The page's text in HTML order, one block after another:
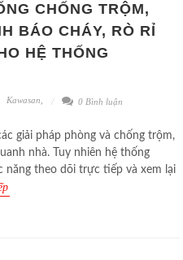
CHỐNG TRỘM,
BÁO CHÁY, RÒ RỈ
HỆ THỐNG
Kawasan 0 Bình luận
giải pháp phòng và chống trộm,
nhà. Tuy nhiên hệ thống
năng theo dõi trực tiếp và xem lại